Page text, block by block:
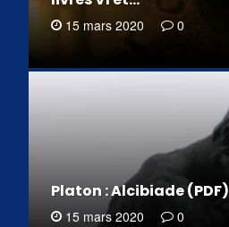
15 mars 2020 0
Platon : Alcibiade (PDF)
15 mars 2020 0